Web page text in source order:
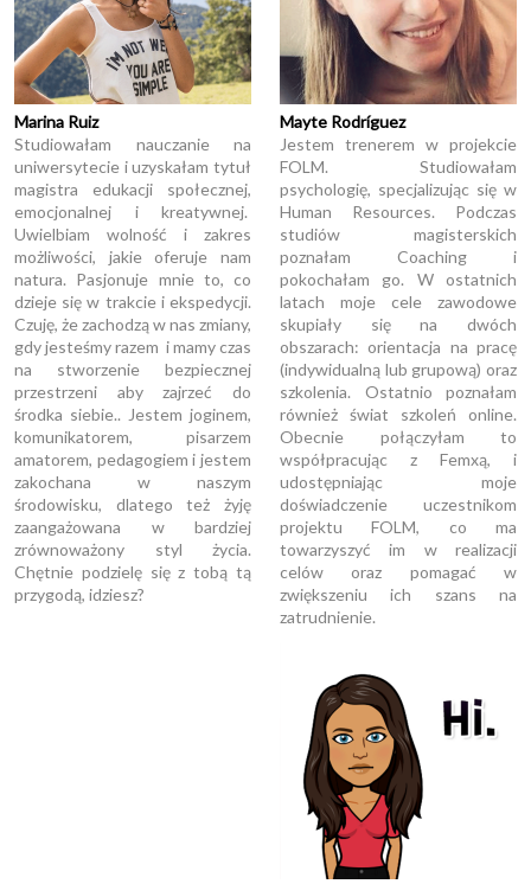
Marina Ruiz
Studiowałam nauczanie na
uniwersytecie i uzyskałam tytuł
magistra edukacji społecznej,
emocjonalnej i kreatywnej.
Uwielbiam wolność i zakres
możliwości, jakie oferuje nam
natura. Pasjonuje mnie to, co
dzieje się w trakcie i ekspedycji.
Czuję, że zachodzą w nas zmiany,
gdy jesteśmy razem i mamy czas
na stworzenie bezpiecznej
przestrzeni aby zajrzeć do
środka siebie.. Jestem joginem,
komunikatorem, pisarzem
amatorem, pedagogiem i jestem
zakochana w naszym
środowisku, dlatego też żyję
zaangażowana w bardziej
zrównoważony styl życia.
Chętnie podzielę się z tobą tą
przygodą, idziesz?
Mayte Rodríguez
Jestem trenerem w projekcie
FOLM. Studiowałam
psychologię, specjalizując się w
Human Resources. Podczas
studiów magisterskich
poznałam Coaching i
pokochałam go. W ostatnich
latach moje cele zawodowe
skupiały się na dwóch
obszarach: orientacja na pracę
(indywidualną lub grupową) oraz
szkolenia. Ostatnio poznałam
również świat szkoleń online.
Obecnie połączyłam to
współpracując z Femxą, i
udostępniając moje
doświadczenie uczestnikom
projektu FOLM, co ma
towarzyszyć im w realizacji
celów oraz pomagać w
zwiększeniu ich szans na
zatrudnienie.